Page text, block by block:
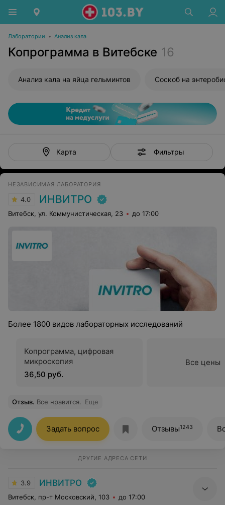
Лаборатории • Анализ кала
Копрограмма в Витебске 16
Анализ кала на яйца гельминтов Соскоб на
Карта Фильтры
НЕЗАВИСИМАЯ ЛАБОРАТОРИЯ
4.0 ИНВИТРО
Витебск, ул. Коммунистическая, 23 до 17:00
Более 1800 видов лабораторных исследований
Копрограмма, цифровая
микроскопия
36,50 руб.
Все цены
Отзыв. Все нравится. Еще
Задать вопрос Отзывы1243
ДРУГИЕ АДРЕСА СЕТИ
3.9 ИНВИТРО
Витебск, пр-т Московский, 103 до 17:00